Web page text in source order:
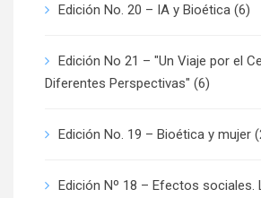
Edición No. 20 – IA y Bioética (6)
Edición No 21 – "Un Viaje por el
Diferentes Perspectivas" (6)
Edición No. 19 – Bioética y mujer
Edición Nº 18 – Efectos sociales.